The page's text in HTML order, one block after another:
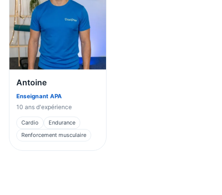
Antoine
Enseignant APA
10 ans d'expérience
Cardio
Endurance
Renforcement musculaire